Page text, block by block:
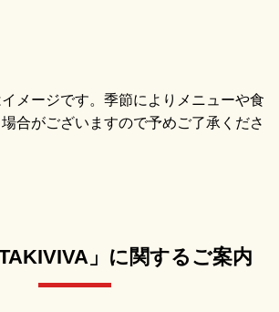
メージです。季節によりメニューや食
合がございますので予めご了承くださ
」に関するご案内